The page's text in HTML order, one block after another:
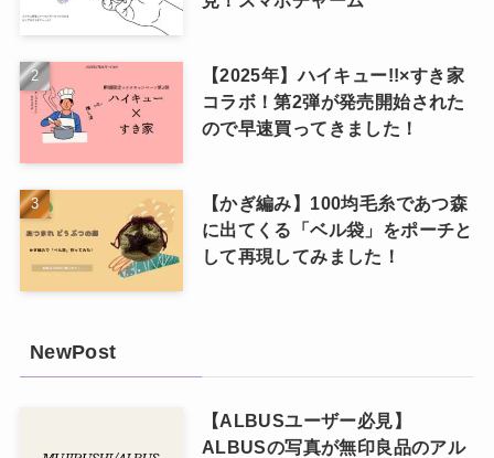
【2025年】ハイキュー!!×すき家
コラボ！第2弾が発売開始された
ので早速買ってきました！
【かぎ編み】100均毛糸であつ森
に出てくる「ベル袋」をポーチと
して再現してみました！
NewPost
【ALBUSユーザー必見】
ALBUSの写真が無印良品のアル